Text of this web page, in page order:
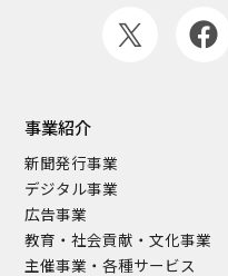
事業紹介
新聞発行事業
デジタル事業
広告事業
教育・社会貢献・文化事業
主催事業・各種サービス